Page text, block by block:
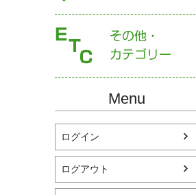
Menu
ログイン
ログアウト